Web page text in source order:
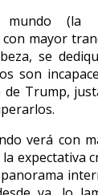
(la
mayor
se
son
de Trump,
verá con
expectativa